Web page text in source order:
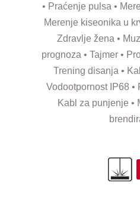
• Praćenje pulsa •
Merenje kiseonika u
Zdravlje žena •
prognoza • Tajmer •
Trening disanja •
Vodootpornost IP68 •
Kabl za punjenje •